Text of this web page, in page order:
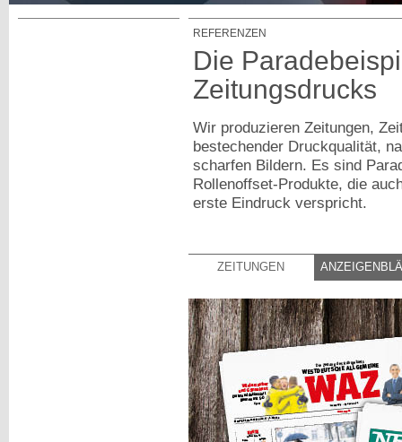
REFERENZEN
Die
Zeitungsdrucks
Wir produzieren Zeitungen,
bestechender Druckqualität,
scharfen Bildern. Es sind
Rollenoffset-Produkte, die
erste Eindruck verspricht.
ZEITUNGEN